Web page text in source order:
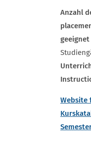
Anzahl
Website